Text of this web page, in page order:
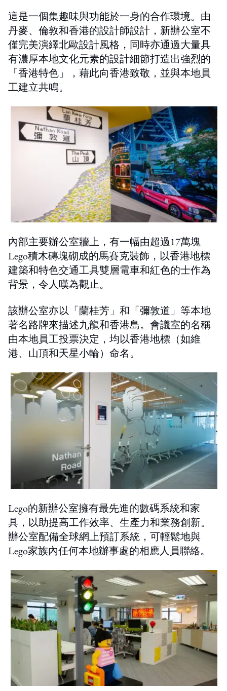
這是一個集趣味與功能於一身的合作環境。由
丹麥、倫敦和香港的設計師設計，新辦公室不
僅完美演繹北歐設計風格，同時亦通過大量具
有濃厚本地文化元素的設計細節打造出強烈的
「香港特色」，藉此向香港致敬，並與本地員
工建立共鳴。
內部主要辦公室牆上，有一幅由超過17萬塊
Lego積木磚塊砌成的馬賽克裝飾，以香港地標
建築和特色交通工具雙層電車和紅色的士作為
背景，令人嘆為觀止。
該辦公室亦以「蘭桂芳」和「彌敦道」等本地
著名路牌來描述九龍和香港島。會議室的名稱
由本地員工投票決定，均以香港地標（如維
港、山頂和天星小輪）命名。
Lego的新辦公室擁有最先進的數碼系統和家
具，以助提高工作效率、生產力和業務創新。
辦公室配備全球網上預訂系統，可輕鬆地與
Lego家族內任何本地辦事處的相應人員聯絡。